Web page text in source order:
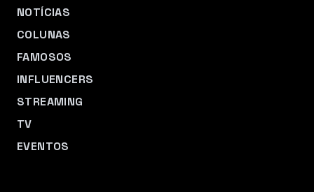
NOTÍCIAS
COLUNAS
FAMOSOS
INFLUENCERS
STREAMING
TV
EVENTOS